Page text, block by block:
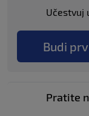
Učestvuj
Budi
Pratite